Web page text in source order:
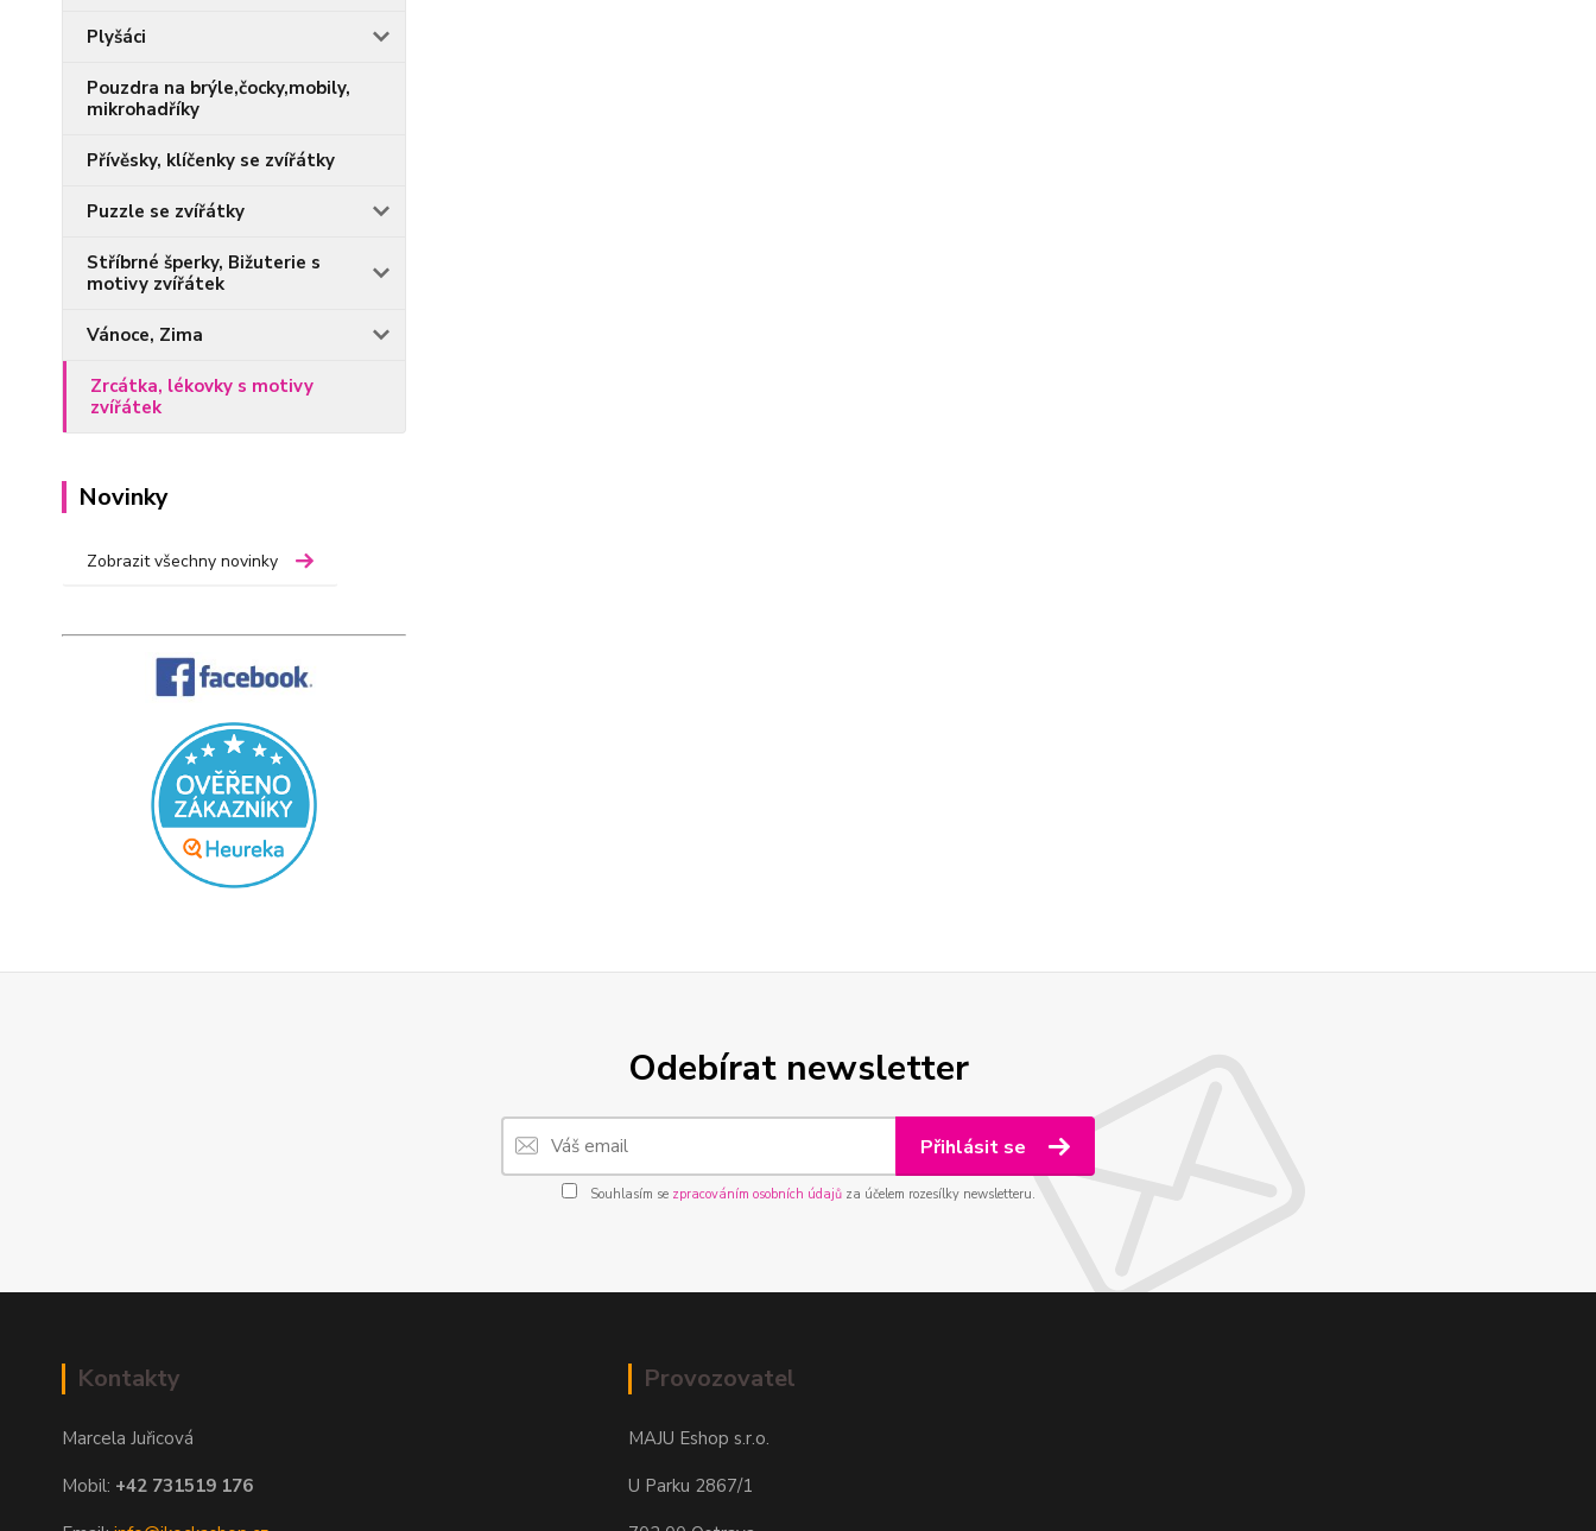
Plyšáci
Pouzdra na brýle,čocky,mobily,
mikrohadříky
Přívěsky, klíčenky se zvířátky
Puzzle se zvířátky
Stříbrné šperky, Bižuterie s
motivy zvířátek
Vánoce, Zima
Zrcátka, lékovky s motivy
zvířátek
Novinky
Zobrazit všechny novinky
Odebírat newsletter
Přihlásit se
Souhlasím se zpracováním osobních údajůza účelem rozesílky newsletteru.
Kontakty
Marcela Juřicová
Mobil: +42 731519 176
Provozovatel
MAJU Eshop s.r.o.
U Parku 2867/1